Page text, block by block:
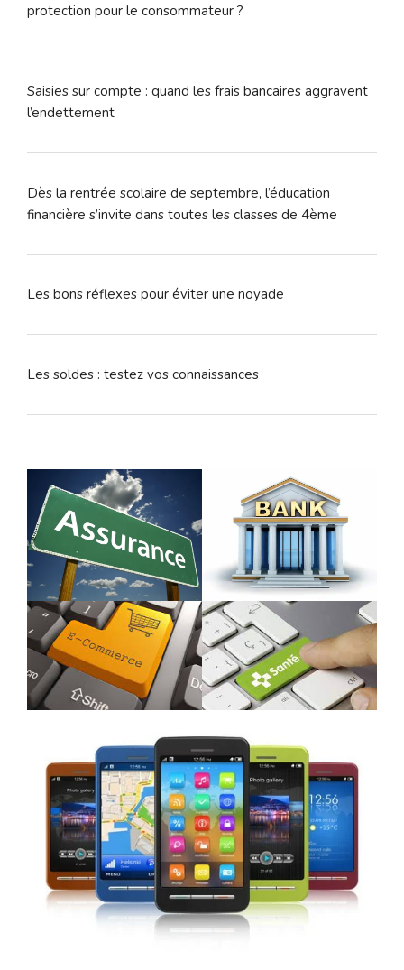
protection pour le consommateur ?
Saisies sur compte : quand les frais bancaires aggravent
l’endettement
Dès la rentrée scolaire de septembre, l’éducation
financière s’invite dans toutes les classes de 4ème
Les bons réflexes pour éviter une noyade
Les soldes : testez vos connaissances